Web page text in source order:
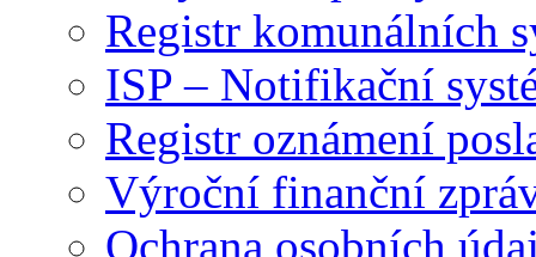
Registr komunálních
ISP – Notifikační
Registr oznámení
Výroční finanční
Ochrana osobních